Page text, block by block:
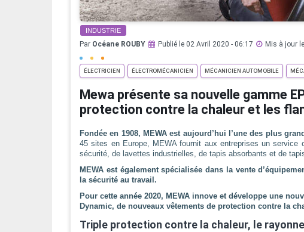
INDUSTRIE
Par Océane ROUBY Publié le 02 Avril 2020 - 06:17 Mis à jour
ÉLECTRICIEN ÉLECTROMÉCANICIEN MÉCANICIEN AUTOMOBILE
Mewa présente sa nouvelle gamme
protection contre la chaleur et les
Fondée en 1908, MEWA est aujourd’hui l’une des plus
45 sites en Europe, MEWA fournit aux entreprises un
sécurité, de lavettes industrielles, de tapis absorbants et de
MEWA est également spécialisée dans la vente
la sécurité au travail.
Pour cette année 2020, MEWA innove et développe une
Dynamic, de nouveaux vêtements de protection contre la
Triple protection contre la chaleur, le